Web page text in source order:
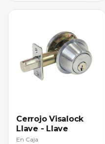
Cerrojo Visalock
Llave - Llave
En Caja